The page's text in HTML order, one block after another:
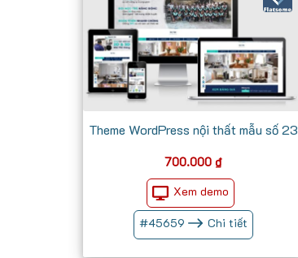
Theme WordPress nội thất mẫu số 23
700.000 ₫
Xem demo
#45659 Chi tiết